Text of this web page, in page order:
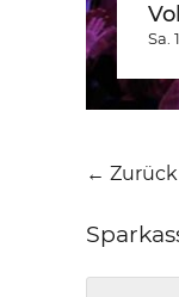
Sa.
←